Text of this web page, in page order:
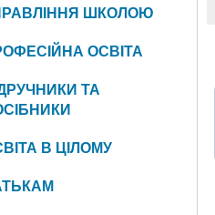
ШКОЛОЮ
ОСВІТА
ТА
В ЦІЛОМУ